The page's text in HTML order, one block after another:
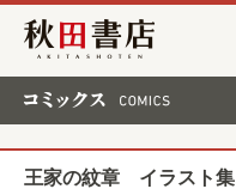
秋田書店
王家の紋章 イラスト集